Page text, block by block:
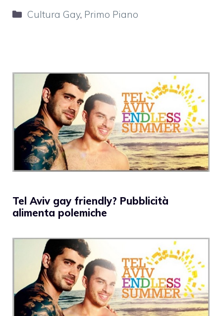
Categorie
Cultura Gay, Primo Piano
Tel Aviv gay friendly? Pubblicità
alimenta polemiche